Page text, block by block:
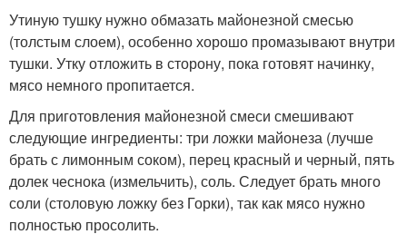
Утиную тушку нужно обмазать майонезной смесью
(толстым слоем), особенно хорошо промазывают внутри
тушки. Утку отложить в сторону, пока готовят начинку,
мясо немного пропитается.
Для приготовления майонезной смеси смешивают
следующие ингредиенты: три ложки майонеза (лучше
брать с лимонным соком), перец красный и черный, пять
долек чеснока (измельчить), соль. Следует брать много
соли (столовую ложку без Горки), так как мясо нужно
полностью просолить.